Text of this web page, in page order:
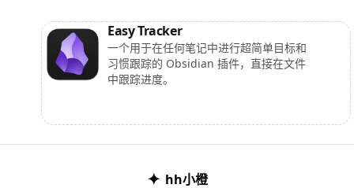
Easy Tracker
一个用于在任何笔记中进行超简单目标和
习惯跟踪的 Obsidian 插件，直接在文件
中跟踪进度。
✦ hh小橙